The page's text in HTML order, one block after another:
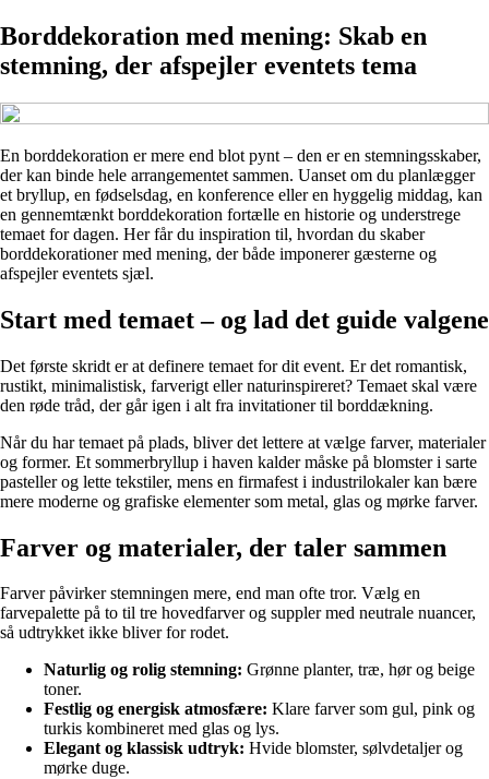
Borddekoration med mening: Skab en
stemning, der afspejler eventets tema
En borddekoration er mere end blot pynt – den er en stemningsskaber,
der kan binde hele arrangementet sammen. Uanset om du planlægger
et bryllup, en fødselsdag, en konference eller en hyggelig middag, kan
en gennemtænkt borddekoration fortælle en historie og understrege
temaet for dagen. Her får du inspiration til, hvordan du skaber
borddekorationer med mening, der både imponerer gæsterne og
afspejler eventets sjæl.
Start med temaet – og lad det guide valgene
Det første skridt er at definere temaet for dit event. Er det romantisk,
rustikt, minimalistisk, farverigt eller naturinspireret? Temaet skal være
den røde tråd, der går igen i alt fra invitationer til borddækning.
Når du har temaet på plads, bliver det lettere at vælge farver, materialer
og former. Et sommerbryllup i haven kalder måske på blomster i sarte
pasteller og lette tekstiler, mens en firmafest i industrilokaler kan bære
mere moderne og grafiske elementer som metal, glas og mørke farver.
Farver og materialer, der taler sammen
Farver påvirker stemningen mere, end man ofte tror. Vælg en
farvepalette på to til tre hovedfarver og suppler med neutrale nuancer,
så udtrykket ikke bliver for rodet.
Naturlig og rolig stemning: Grønne planter, træ, hør og beige
toner.
Festlig og energisk atmosfære: Klare farver som gul, pink og
turkis kombineret med glas og lys.
Elegant og klassisk udtryk: Hvide blomster, sølvdetaljer og
mørke duge.